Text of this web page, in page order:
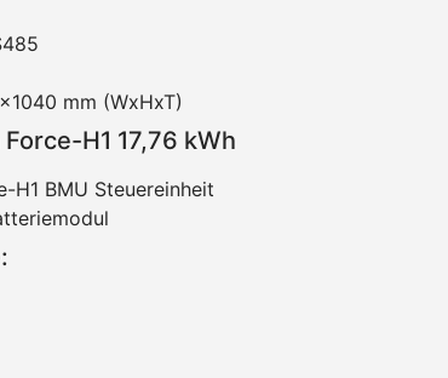
mm (WxHxT)
H1 17,76 kWh
H1 BMU Steuereinheit